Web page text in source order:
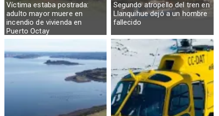
Víctima estaba postrada:
adulto mayor muere en
incendio de vivienda en
Puerto Octay
Segundo atropello del tren en
Llanquihue dejó a un hombre
fallecido